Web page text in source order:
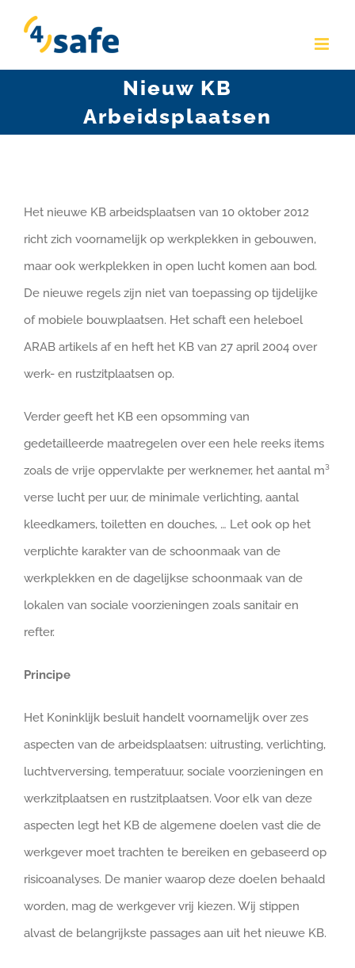
content
Nieuw KB
Arbeidsplaatsen
Het nieuwe KB arbeidsplaatsen van 10 oktober 2012
richt zich voornamelijk op werkplekken in gebouwen,
maar ook werkplekken in open lucht komen aan bod.
De nieuwe regels zijn niet van toepassing op tijdelijke
of mobiele bouwplaatsen. Het schaft een heleboel
ARAB artikels af en heft het KB van 27 april 2004 over
werk- en rustzitplaatsen op.
Verder geeft het KB een opsomming van
gedetailleerde maatregelen over een hele reeks items
zoals de vrije oppervlakte per werknemer, het aantal m³
verse lucht per uur, de minimale verlichting, aantal
kleedkamers, toiletten en douches, … Let ook op het
verplichte karakter van de schoonmaak van de
werkplekken en de dagelijkse schoonmaak van de
lokalen van sociale voorzieningen zoals sanitair en
refter.
Principe
Het Koninklijk besluit handelt voornamelijk over zes
aspecten van de arbeidsplaatsen: uitrusting, verlichting,
luchtverversing, temperatuur, sociale voorzieningen en
werkzitplaatsen en rustzitplaatsen. Voor elk van deze
aspecten legt het KB de algemene doelen vast die de
werkgever moet trachten te bereiken en gebaseerd op
risicoanalyses. De manier waarop deze doelen behaald
worden, mag de werkgever vrij kiezen. Wij stippen
alvast de belangrijkste passages aan uit het nieuwe KB.